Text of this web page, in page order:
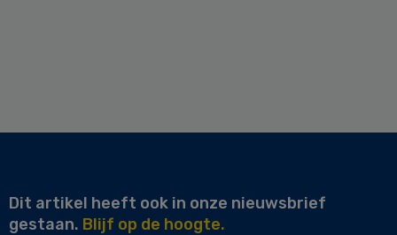
Dit artikel heeft ook in onze nieuwsbrief
gestaan. Blijf op de hoogte.